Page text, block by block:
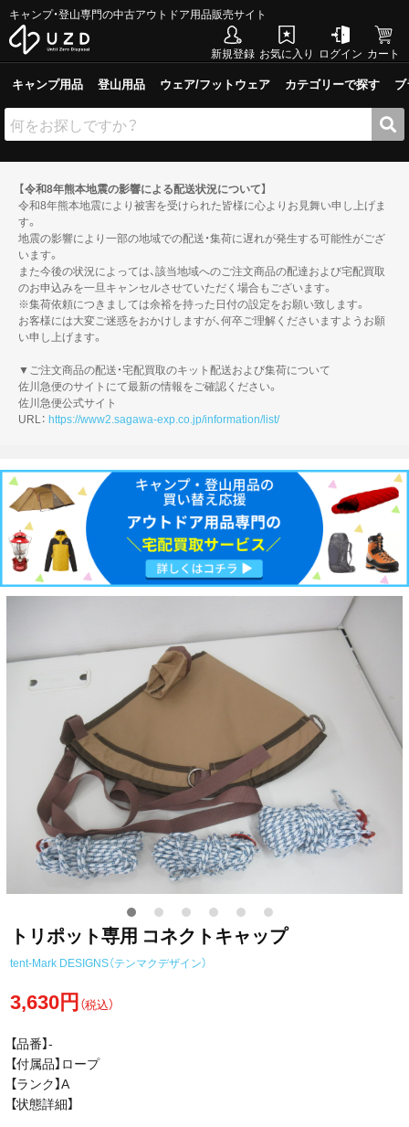
キャンプ・登山専門の中古アウトドア用品販売サイト
新規登録 お気に入り ログイン カート
キャンプ用品 登山用品 ウェア/フットウェア カテゴリーで探す
【令和8年熊本地震の影響による配送状況について】
令和8年熊本地震により被害を受けられた皆様に心よりお見舞い申し上げま
す。
地震の影響により一部の地域での配送・集荷に遅れが発生する可能性がござ
います。
また今後の状況によっては、該当地域へのご注文商品の配達および宅配買取
のお申込みを一旦キャンセルさせていただく場合もございます。
※集荷依頼につきましては余裕を持った日付の設定をお願い致します。
お客様には大変ご迷惑をおかけしますが、何卒ご理解くださいますようお願
い申し上げます。
▼ご注文商品の配送・宅配買取のキット配送および集荷について
佐川急便のサイトにて最新の情報をご確認ください。
佐川急便公式サイト
URL： https://www2.sagawa-exp.co.jp/information/list/
トリポット専用 コネクトキャップ
tent-Mark DESIGNS（テンマクデザイン）
3,630円（税込）
【品番】-
【付属品】ロープ
【ランク】A
【状態詳細】